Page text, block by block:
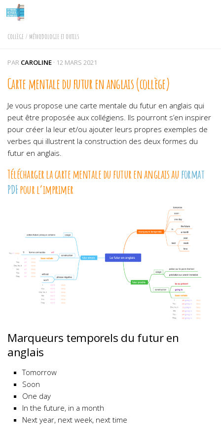
Skip to content
COLLÈGE / MÉTHODOLOGIE ET OUTILS
PAR CAROLINE · 12 MARS 2021
Carte mentale du futur en anglais (collège)
Je vous propose une carte mentale du futur en anglais qui
peut être proposée aux collégiens. Ils pourront s’en inspirer
pour créer la leur et/ou ajouter leurs propres exemples de
verbes qui illustrent la construction des deux formes du
futur en anglais.
Télécharger la carte mentale du futur en anglais auformat
PDFpour l’imprimer
Marqueurs temporels du futur en
anglais
Tomorrow
Soon
One day
In the future, in a month
Next year, next week, next time